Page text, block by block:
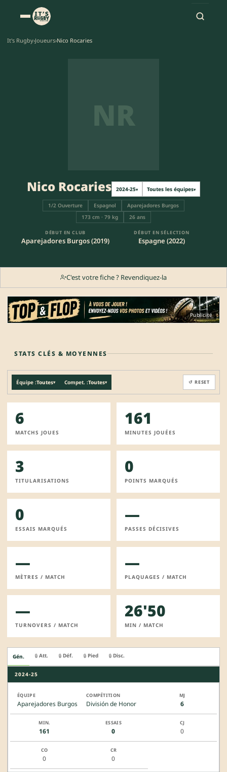
It's Rugby›Joueurs›Nico Rocaries
NR
Nico Rocaries 2024-25▾ Toutes les équipes▾
1/2 Ouverture Espagnol
Aparejadores Burgos
173 cm · 79 kg
26 ans
DÉBUT EN CLUB
Aparejadores Burgos (2019)
DÉBUT EN SÉLECTION
Espagne (2022)
C'est votre fiche ? Revendiquez-la
Publicité
STATS CLÉS & MOYENNES
Équipe :Toutes▾ Compet. :Toutes▾ ↺ RESET
6
MATCHS JOUES
161
MINUTES JOUÉES
3
TITULARISATIONS
0
POINTS MARQUÉS
0
ESSAIS MARQUÉS
—
PASSES DÉCISIVES
—
MÈTRES / MATCH
—
PLAQUAGES / MATCH
—
TURNOVERS / MATCH
26'50
MIN / MATCH
Gén. 🔒 Att. 🔒 Déf. 🔒 Pied 🔒 Disc.
2024-25
Aparejadores Burgos División de Honor 6
161 0 0
0 0